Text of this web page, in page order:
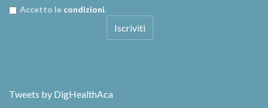
Accetto le condizioni.
Tweets by DigHealthAca